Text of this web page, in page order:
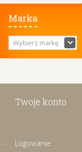
Marka
Wybierz markę
Twoje konto
Logowanie